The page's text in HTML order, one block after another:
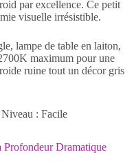
par excellence. Ce petit
visuelle irrésistible.
lampe de table en laiton,
maximum pour une
ruine tout un décor gris
: Facile
Dramatique